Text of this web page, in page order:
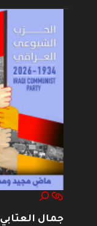
جمال العتابي